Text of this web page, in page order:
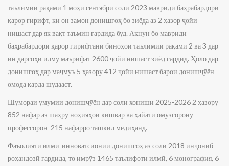
таълимии рақами 1 моҳи сентябри соли 2023 мавриди баҳрабардорӣ
қарор гирифт, ки он замон донишгоҳ бо зиёда аз 2 ҳазор ҷойи
нишаст дар як вақт таъмин гардида буд. Акнун бо мавриди
баҳрабардорӣ қарор гирифтани биноҳои таълимии рақами 2 ва 3 дар
ин даргоҳи илму маърифат 2600 ҷойи нишаст зиёд гардид. Ҳоло дар
донишгоҳ дар маҷмуъ 5 ҳазору 412 ҷойи нишаст барои донишҷӯён
омода карда шудааст.
Шумораи умумии донишҷӯён дар соли хониши 2025-2026 2 ҳазору
852 нафар аз шаҳру ноҳияҳои кишвар ва ҳайати омӯзгорону
профессорон 215 нафарро ташкил медиҳанд.
Фаъолияти илмӣ-инноватсионии донишгоҳ аз соли 2018 инҷониб
роҳандозӣ гардида, то имрӯз 1465 таълифоти илмӣ, 6 монография, 6